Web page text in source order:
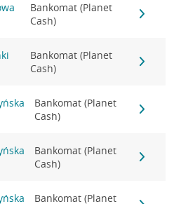
Bankomat (Planet
Cash)
Bankomat (Planet
Cash)
Bankomat (Planet
Cash)
Bankomat (Planet
Cash)
Bankomat (Planet